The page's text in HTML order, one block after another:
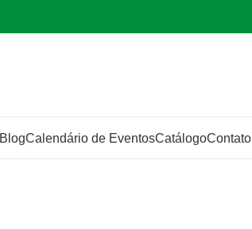
BlogCalendário de EventosCatálogoContato